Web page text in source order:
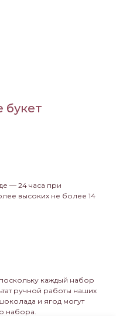
букет
— 24 часа при
высоких не более 14
каждый набор
ручной работы наших
и ягод могут
набора.